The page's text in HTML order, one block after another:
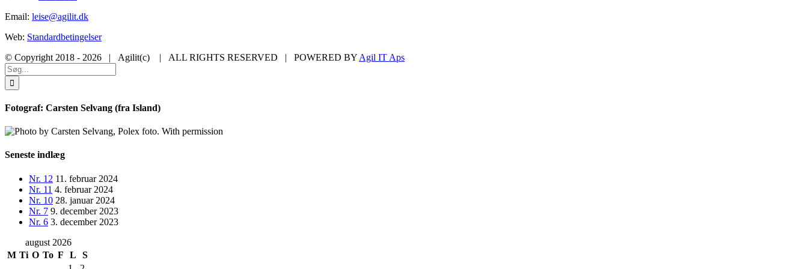
Email: leise@agilit.dk
Web: Standardbetingelser
© Copyright 2018 - 2026 | Agilit(c) | ALL RIGHTS RESERVED | POWERED BY Agil IT Aps
Facebook
X
LinkedIn
Instagram
Toggle
Sliding
Bar
Søg
efter:
Fotograf: Carsten Selvang (fra Island)
Seneste indlæg
Nr. 12 11. februar 2024
Nr. 11 4. februar 2024
Nr. 10 28. januar 2024
Nr. 7 9. december 2023
Nr. 6 3. december 2023
august 2026
M Ti O To F L
S